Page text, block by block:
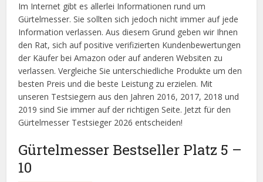
Im Internet gibt es allerlei Informationen rund um
Gürtelmesser. Sie sollten sich jedoch nicht immer auf jede
Information verlassen. Aus diesem Grund geben wir Ihnen
den Rat, sich auf positive verifizierten Kundenbewertungen
der Käufer bei Amazon oder auf anderen Websiten zu
verlassen. Vergleiche Sie unterschiedliche Produkte um den
besten Preis und die beste Leistung zu erzielen. Mit
unseren Testsiegern aus den Jahren 2016, 2017, 2018 und
2019 sind Sie immer auf der richtigen Seite. Jetzt für den
Gürtelmesser Testsieger 2026 entscheiden!
Gürtelmesser Bestseller Platz 5 –
10